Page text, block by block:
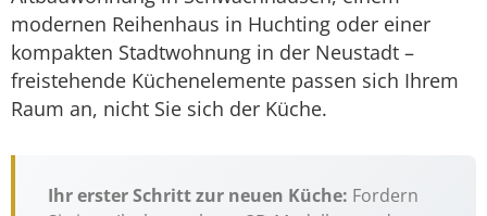
modernen Reihenhaus in Huchting oder einer
kompakten Stadtwohnung in der Neustadt –
freistehende Küchenelemente passen sich Ihrem
Raum an, nicht Sie sich der Küche.
Ihr erster Schritt zur neuen Küche: Fordern